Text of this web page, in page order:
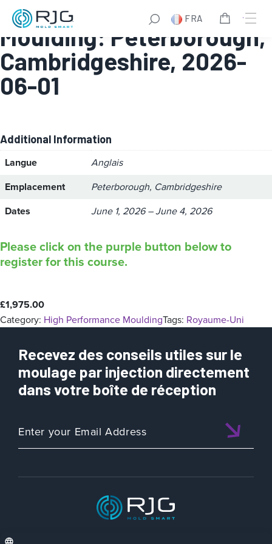
FRA
High Performance
Moulding: Peterborough,
Cambridgeshire, 2026-
06-01
Additional Information
Langue
Anglais
Emplacement
Peterborough, Cambridgeshire
Dates
June 1, 2026 – June 4, 2026
Please click on the purple button below to
register for this course.
£1,975.00
Category: High Performance MouldingTags: Royaume-Uni
Recevez des conseils utiles sur le
moulage par injection directement
dans votre boîte de réception